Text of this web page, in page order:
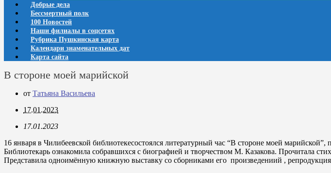
Добрые дела
Бессмертный полк
100 Новостей
Наши филиалы в соцсетях
Рубрика Пушкинская карта
Календари знаменательных дат
Карта сайта
В стороне моей марийской
от Татьяна Васильева
17.01.2023
17.01.2023
16 января в Чилибеевской библиотекесостоялся литературный час “В стороне моей
Библиотекарь ознакомила собравшихся с биографией и творчеством М. Казакова. Прочитала
Представила одноимённую книжную выставку со сборниками его произведениий ,